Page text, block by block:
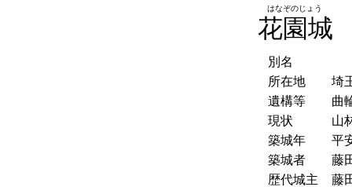
花園城
別名
所在地
埼
遺構等
曲
現状
山
築城年
平
築城者
藤
歴代城主
藤
はなぞのじょう